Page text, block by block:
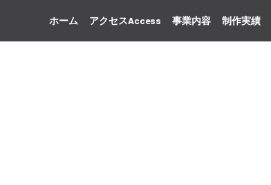
ホーム アクセスAccess 事業内容 制作実績